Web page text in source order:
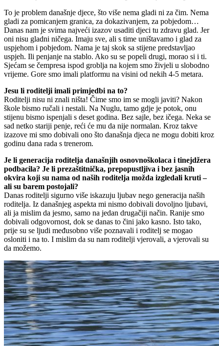
To je problem današnje djece, što više nema gladi ni za čim. Nema
gladi za pomicanjem granica, za dokazivanjem, za pobjedom…
Danas nam je svima najveći izazov usaditi djeci tu zdravu glad. Jer
oni nisu gladni ničega. Imaju sve, ali s time uništavamo i glad za
uspjehom i pobjedom. Nama je taj skok sa stijene predstavljao
uspjeh. Ili penjanje na stablo. Ako su se popeli drugi, morao si i ti.
Sjećam se čempresa ispod groblja na kojem smo živjeli u slobodno
vrijeme. Gore smo imali platformu na visini od nekih 4-5 metara.
Jesu li roditelji imali primjedbi na to?
Roditelji nisu ni znali ništa! Čime smo im se mogli javiti? Nakon
škole bismo ručali i nestali. Na Nuglu, tamo gdje je potok, onu
stijenu bismo ispenjali s deset godina. Bez sajle, bez ičega. Neka se
sad netko stariji penje, reći će mu da nije normalan. Kroz takve
izazove mi smo dobivali ono što današnja djeca ne mogu dobiti kroz
godinu dana rada s trenerom.
Je li generacija roditelja današnjih osnovnoškolaca i tinejdžera
podbacila? Je li prezaštitnička, prepopustljiva i bez jasnih
okvira koji su nama od naših roditelja možda izgledali kruti –
ali su barem postojali?
Danas roditelji sigurno više iskazuju ljubav nego generacija naših
roditelja. Iz današnjeg aspekta mi nismo dobivali dovoljno ljubavi,
ali ja mislim da jesmo, samo na jedan drugačiji način. Ranije smo
dobivali odgovornost, dok se danas to čini jako kasno. Isto tako,
prije su se ljudi međusobno više poznavali i roditelj se mogao
osloniti i na to. I mislim da su nam roditelji vjerovali, a vjerovali su
da možemo.